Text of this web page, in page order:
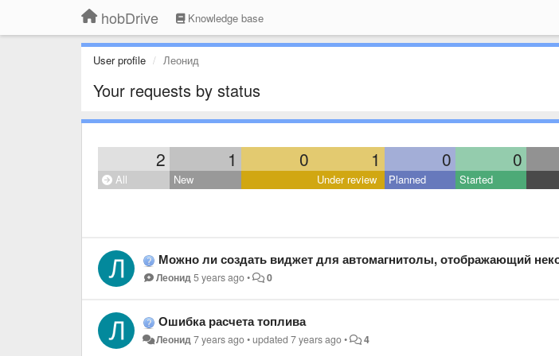
hobDrive Knowledge base
User profile Леонид
Your requests by status
2 1 0 1 0 0
All New Under review Planned Started
Можно ли создать виджет для автомагнитолы, отображающий некоторые
Леонид5 years ago• 0
Ошибка расчета топлива
Леонид7 years ago•updated7 years ago• 4